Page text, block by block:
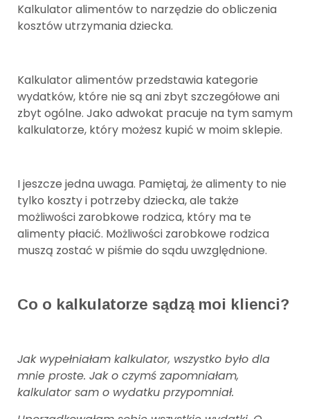
Kalkulator alimentów to narzędzie do obliczenia
kosztów utrzymania dziecka.
Kalkulator alimentów przedstawia kategorie
wydatków, które nie są ani zbyt szczegółowe ani
zbyt ogólne. Jako adwokat pracuje na tym samym
kalkulatorze, który możesz kupić w moim sklepie.
I jeszcze jedna uwaga. Pamiętaj, że alimenty to nie
tylko koszty i potrzeby dziecka, ale także
możliwości zarobkowe rodzica, który ma te
alimenty płacić. Możliwości zarobkowe rodzica
muszą zostać w piśmie do sądu uwzględnione.
Co o kalkulatorze sądzą moi klienci?
Jak wypełniałam kalkulator, wszystko było dla
mnie proste. Jak o czymś zapomniałam,
kalkulator sam o wydatku przypomniał.